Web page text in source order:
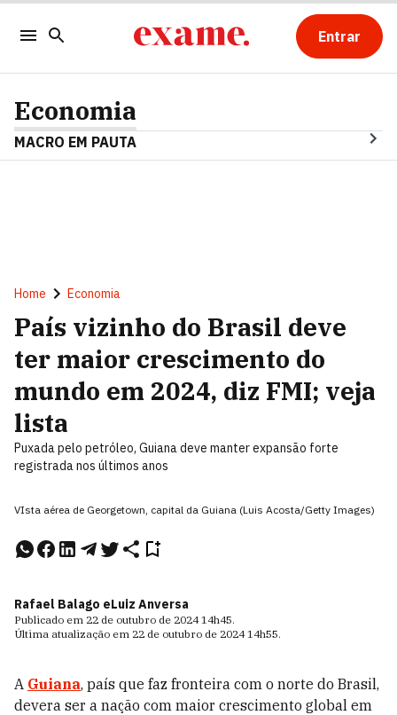
Entrar
Economia
MACRO EM PAUTA
Home Economia
País vizinho do Brasil deve
ter maior crescimento do
mundo em 2024, diz FMI; veja
lista
Puxada pelo petróleo, Guiana deve manter expansão forte
registrada nos últimos anos
VIsta aérea de Georgetown, capital da Guiana (Luis Acosta/Getty Images)
Rafael Balago eLuiz Anversa
Publicado em 22 de outubro de 2024 14h45.
Última atualização em 22 de outubro de 2024 14h55.
A Guiana, país que faz fronteira com o norte do Brasil,
devera ser a nação com maior crescimento global em